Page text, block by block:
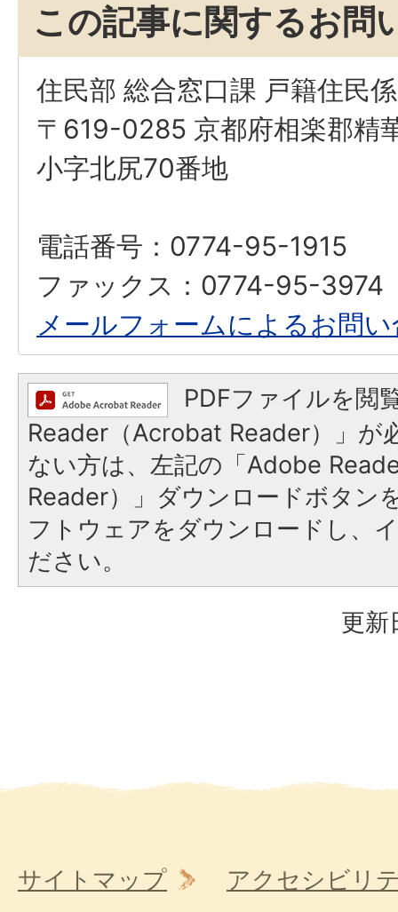
この記事に関するお問
住民部 総合窓口課 戸籍住民係
〒619-0285 京都府相楽郡精
小字北尻70番地
電話番号：0774-95-1915
ファックス：0774-95-3974
メールフォームによるお問
PDFファイルを閲
Reader（Acrobat Reader）」が
ない方は、左記の「Adobe
Reader）」ダウンロードボタン
フトウェアをダウンロードし、
ださい。
更新
サイトマップ アクセシビリ